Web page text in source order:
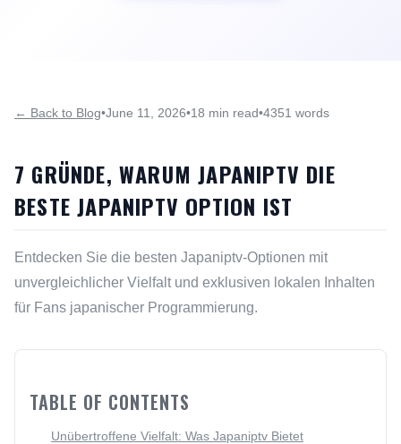
← Back to Blog•June 11, 2026•18 min read•4351 words
7 GRÜNDE, WARUM JAPANIPTV DIE
BESTE JAPANIPTV OPTION IST
Entdecken Sie die besten Japaniptv-Optionen mit
unvergleichlicher Vielfalt und exklusiven lokalen Inhalten
für Fans japanischer Programmierung.
TABLE OF CONTENTS
Unübertroffene Vielfalt: Was Japaniptv Bietet